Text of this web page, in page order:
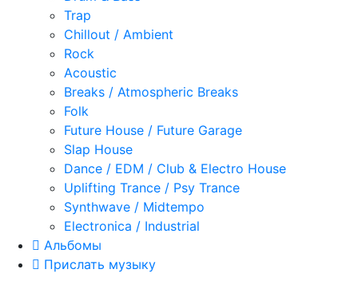
Trap
Chillout / Ambient
Rock
Acoustic
Breaks / Atmospheric Breaks
Folk
Future House / Future Garage
Slap House
Dance / EDM / Club & Electro House
Uplifting Trance / Psy Trance
Synthwave / Midtempo
Electronica / Industrial
Альбомы
Прислать музыку